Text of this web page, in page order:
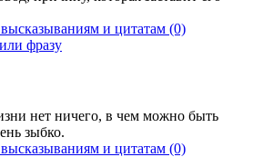
(0)
нет ничего, в чем можно быть
зыбко.
(0)